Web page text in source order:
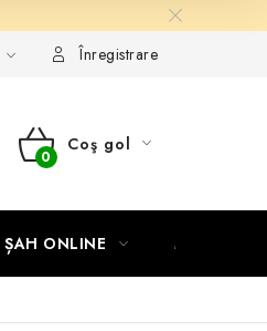
Înregistrare
COŞ
CUMPĂRĂTURI
Coş gol
ȘAH ONLINE MERCH